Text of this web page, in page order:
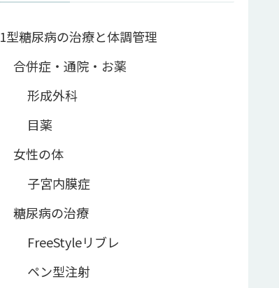
1型糖尿病の治療と体調管理
合併症・通院・お薬
形成外科
目薬
女性の体
子宮内膜症
糖尿病の治療
FreeStyleリブレ
ペン型注射